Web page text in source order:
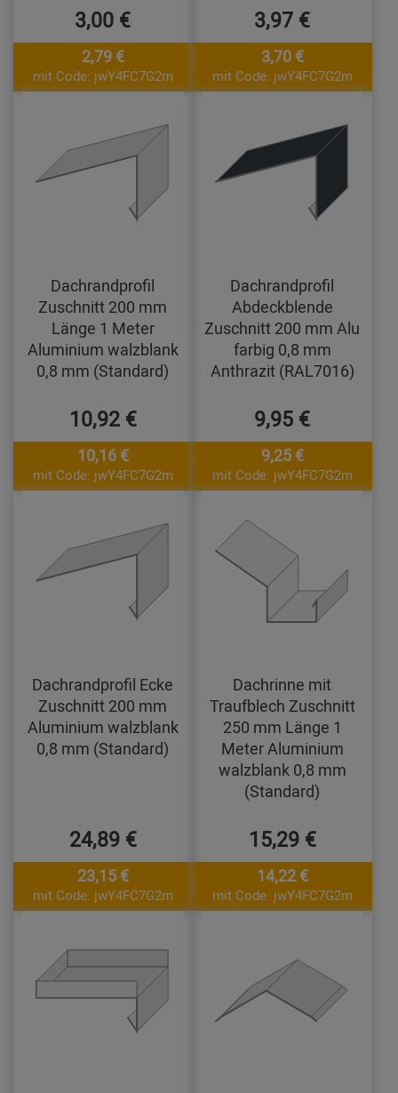
3,00 €
2,79 €
mit Code: jwY4FC7G2m
3,97 €
3,70 €
mit Code: jwY4FC7G2m
Dachrandprofil
Zuschnitt 200 mm
Länge 1 Meter
Aluminium walzblank
0,8 mm (Standard)
10,92 €
10,16 €
mit Code: jwY4FC7G2m
Dachrandprofil
Abdeckblende
Zuschnitt 200 mm Alu
farbig 0,8 mm
Anthrazit (RAL7016)
9,95 €
9,25 €
mit Code: jwY4FC7G2m
Dachrandprofil Ecke
Zuschnitt 200 mm
Aluminium walzblank
0,8 mm (Standard)
24,89 €
23,15 €
mit Code: jwY4FC7G2m
Dachrinne mit
Traufblech Zuschnitt
250 mm Länge 1
Meter Aluminium
walzblank 0,8 mm
(Standard)
15,29 €
14,22 €
mit Code: jwY4FC7G2m